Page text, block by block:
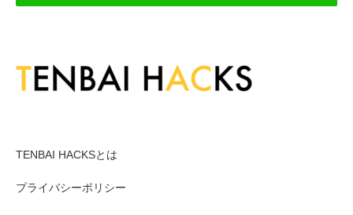
TENBAI HACKSとは
プライバシーポリシー